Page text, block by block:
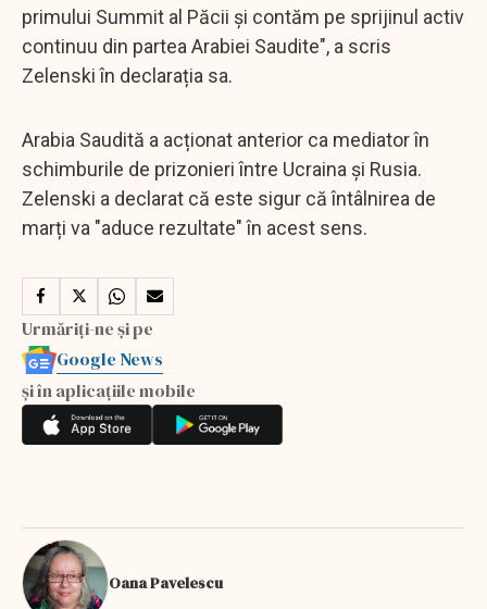
primului Summit al Păcii și contăm pe sprijinul activ
continuu din partea Arabiei Saudite", a scris
Zelenski în declarația sa.
Arabia Saudită a acționat anterior ca mediator în
schimburile de prizonieri între Ucraina și Rusia.
Zelenski a declarat că este sigur că întâlnirea de
marți va "aduce rezultate" în acest sens.
Urmăriți-ne și pe
Google News
și în aplicațiile mobile
Oana Pavelescu